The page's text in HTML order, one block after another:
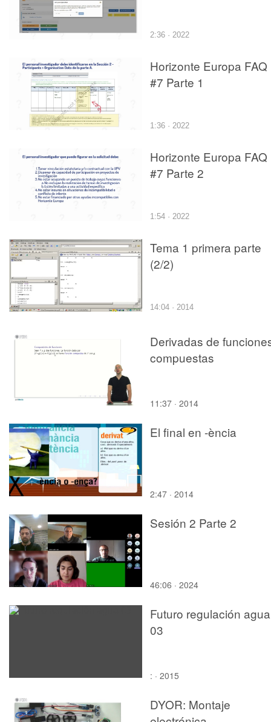
2:36 · 2022
Horizonte Europa FAQ
#7 Parte 1
1:36 · 2022
Horizonte Europa FAQ
#7 Parte 2
1:54 · 2022
Tema 1 primera parte
(2/2)
14:04 · 2014
Derivadas de
compuestas
11:37 · 2014
El final en -ència
2:47 · 2014
Sesión 2 Parte 2
46:06 · 2024
Futuro regulación agua
03
: · 2015
DYOR: Montaje